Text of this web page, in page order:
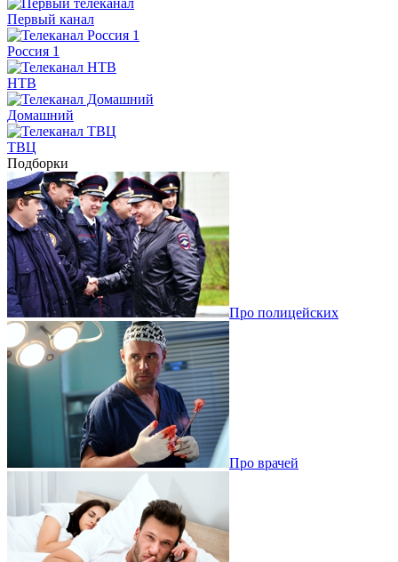
Первый канал
Россия 1
НТВ
Домашний
ТВЦ
Подборки
Про полицейских
Про врачей